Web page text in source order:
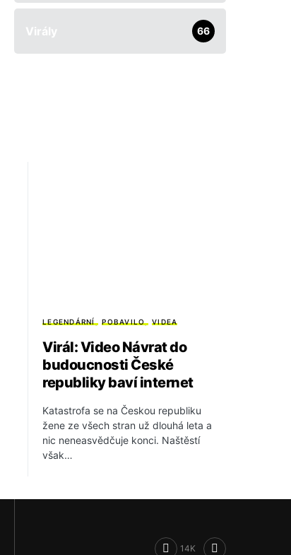
Virály 66
LEGENDÁRNÍ POBAVILO VIDEA
Virál: Video Návrat do
budoucnosti České
republiky baví internet
Katastrofa se na Českou republiku
žene ze všech stran už dlouhá leta a
nic neneasvědčuje konci. Naštěstí
však…
14K